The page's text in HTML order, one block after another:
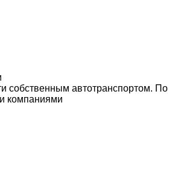
собственным автотранспортом. По
компаниями